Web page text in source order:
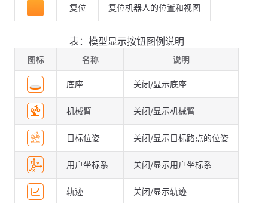
复位 复位机器人的位置和视图
表：模型显示按钮图例说明
图标 名称 说明
底座 关闭/显示底座
机械臂 关闭/显示机械臂
目标位姿 关闭/显示目标路点的位姿
用户坐标系 关闭/显示用户坐标系
轨迹 关闭/显示轨迹